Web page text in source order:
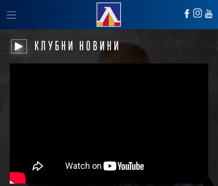
КЛУБНИ НОВИНИ